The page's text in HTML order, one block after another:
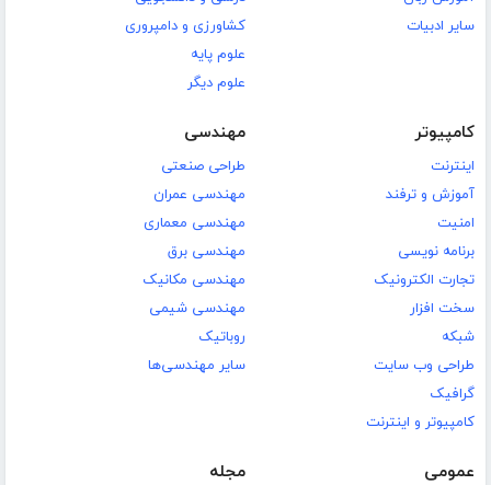
سایر ادبیات
کشاورزی و دامپروری
علوم پایه
علوم دیگر
کامپیوتر
اینترنت
آموزش و ترفند
امنیت
برنامه نویسی
تجارت الکترونیک
سخت افزار
شبکه
طراحی وب سایت
گرافیک
کامپیوتر و اینترنت
مهندسی
طراحی صنعتی
مهندسی عمران
مهندسی معماری
مهندسی برق
مهندسی مکانیک
مهندسی شیمی
روباتیک
سایر مهندسی‌ها
عمومی مجله